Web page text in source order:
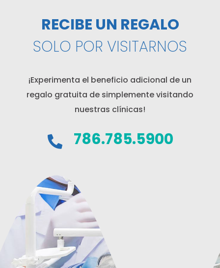
RECIBE UN REGALO
SOLO POR VISITARNOS
¡Experimenta el beneficio adicional de un
regalo gratuita de simplemente visitando
nuestras clínicas!
786.785.5900